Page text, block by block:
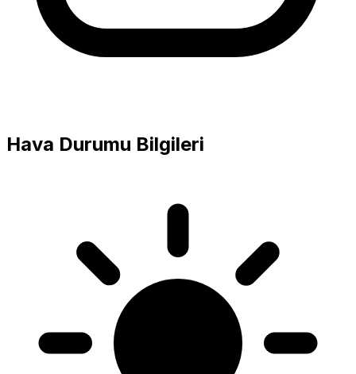
Hava Durumu Bilgileri